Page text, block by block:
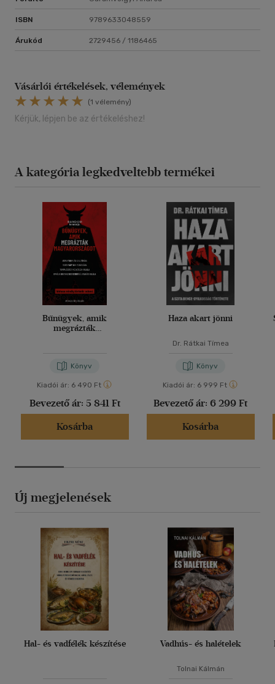
ISBN 9789633048559
Árukód 2729456 / 1186465
Vásárlói értékelések, vélemények
(1 vélemény)
Kérjük, lépjen be az értékeléshez!
A kategória legkedveltebb termékei
Bűnügyek, amik
megrázták
Könyv
Kiadói ár: 6 490 Ft
Bevezető ár: 5 841 Ft
Kosárba
Haza akart jönni
Dr. Rátkai Tímea
Könyv
Kiadói ár: 6 999 Ft
Bevezető ár: 6 299 Ft
Kosárba
Új megjelenések
Hal- és vadfélék készítése Vadhús- és halételek
Tolnai Kálmán